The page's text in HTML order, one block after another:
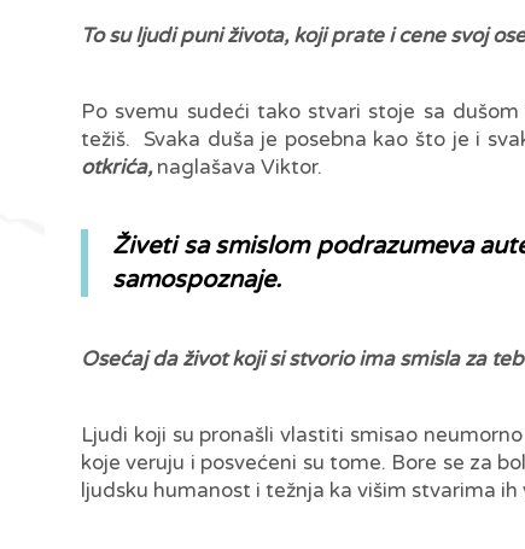
To su ljudi puni života, koji prate i cene svoj
Po svemu sudeći tako stvari stoje sa
težiš. Svaka duša je posebna kao što je i
otkrića,naglašava Viktor.
Živeti sa smislom podrazumeva
samospoznaje.
Osećaj da život koji si stvorio ima smisla za
Ljudi koji su pronašli vlastiti smisao
koje veruju i posvećeni su tome. Bore se za
ljudsku humanost i težnja ka višim stvarima